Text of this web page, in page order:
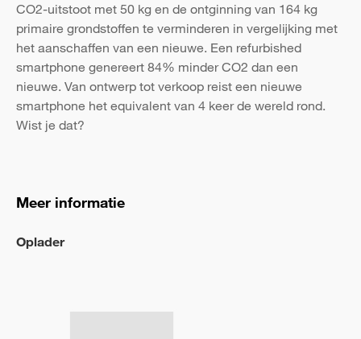
CO2-uitstoot met 50 kg en de ontginning van 164 kg
primaire grondstoffen te verminderen in vergelijking met
het aanschaffen van een nieuwe. Een refurbished
smartphone genereert 84% minder CO2 dan een
nieuwe. Van ontwerp tot verkoop reist een nieuwe
smartphone het equivalent van 4 keer de wereld rond.
Wist je dat?
Meer informatie
Oplader